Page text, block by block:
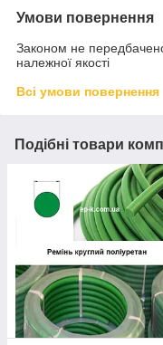
Умови повернення
Законом не
належної якості
Всі умови повернення
Подібні товари